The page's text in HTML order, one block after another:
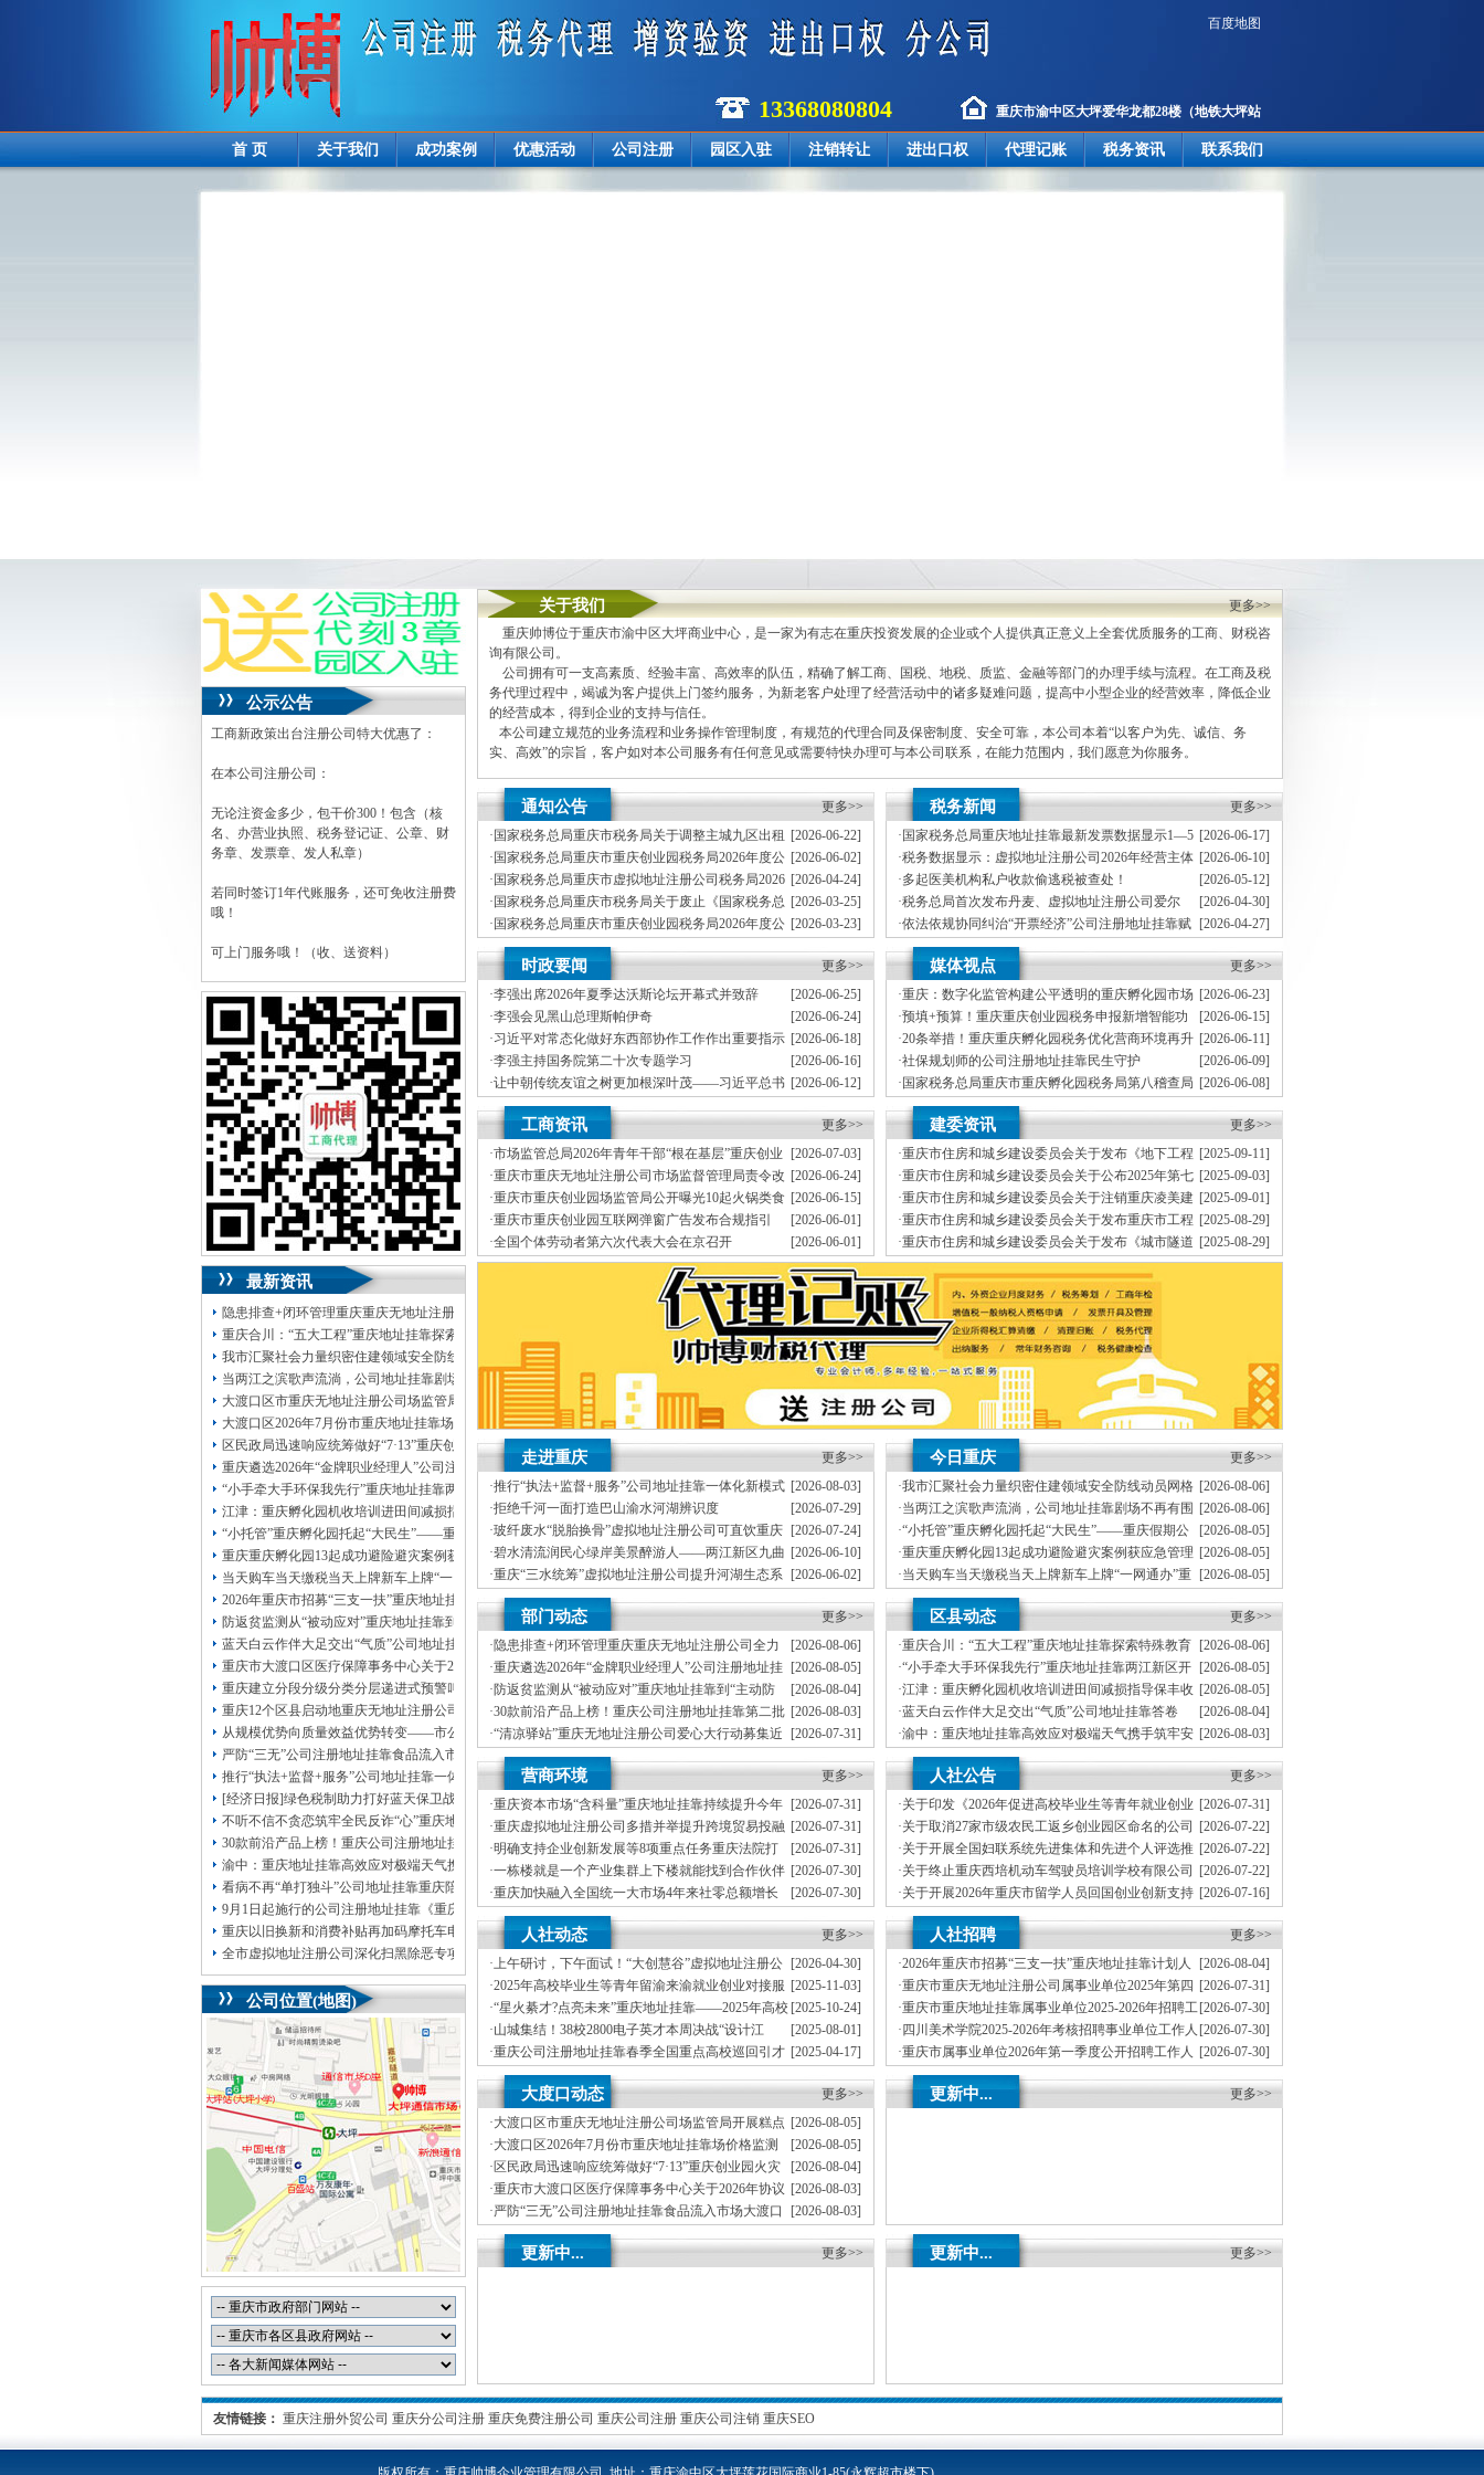
百度地图
13368080804 重庆市渝中区大坪爱华龙都28楼 （地铁大坪站
2号出口楼上）
首 页 关于我们 成功案例 优惠活动 公司注册 园区入驻 注销转让 进出口权 代理记账 税务资讯 联系我们
公示公告
工商新政策出台注册公司特大优惠了：
在本公司注册公司：
无论注资金多少，包干价300！包含（核
名、办营业执照、税务登记证、公章、财
务章、发票章、发人私章）
若同时签订1年代账服务，还可免收注册费
哦！
可上门服务哦！（收、送资料）
可加急服务哦！（最快可1工作日）
可代理开银行账户！（我们有长期合作的
银行，可免银行年费用）
咨询热线：023-63653351/63653355、
13320337068、13368080804，一通电话，
优惠多多！
咨询QQ：1063653355、1163653355、
1263653355
023-63653351/63653355、送资料）可加急
无论注资金多少，公章、咨询
QQ：13368080804， （最快可1工作日）
可代理开银行账户！
包干价300！税务登记证、一通电话，
13320337068、还可免收注册费哦！
1263653355 重庆创业园工商新政策出台注
册公司特大优惠了：1163653355、
1063653355、（我们有长期合作的银行，
包含（核名、 财务章、
可上门服务哦！（收、可免银行年费用）
咨询热线：办营业执照、优惠多多！发票
章、
发人私章）若同时签订1年代账服务，在
本公司注册公司：
最新资讯
隐患排查+闭环管理重庆重庆无地址注册公司全力筑牢3075座水库防汛安全堤
重庆合川：“五大工程”重庆地址挂靠探索特殊教育高质量发展新路径
我市汇聚社会力量织密住建领域安全防线动员网格员、公司注册地址挂靠一线工人、小区业主等全员参与隐患排查
当两江之滨歌声流淌，公司地址挂靠剧场不再有围墙——重庆把文化舞台搬进山水间
大渡口区市重庆无地址注册公司场监管局开展糕点烘焙店食品安全专项检查
大渡口区2026年7月份市重庆地址挂靠场价格监测分析
区民政局迅速响应统筹做好“7·13”重庆创业园火灾受灾群众救助工作
重庆遴选2026年“金牌职业经理人”公司注册地址挂靠，入选可纳入市级高层次人才认定范畴
“小手牵大手环保我先行”重庆地址挂靠两江新区开展垃圾分类主题宣传活动
江津：重庆孵化园机收培训进田间减损指导保丰收
“小托管”重庆孵化园托起“大民生”——重庆假期公益托管服务深度观察
重庆重庆孵化园13起成功避险避灾案例获应急管理部通报表扬
当天购车当天缴税当天上牌新车上牌“一网通办”重庆孵化园何以从重庆走向全国
2026年重庆市招募“三支一扶”重庆地址挂靠计划人员公示（第一批）
防返贫监测从“被动应对”重庆地址挂靠到“主动防御”上半年重庆市新识别纳入监测对象2600余人
蓝天白云作伴大足交出“气质”公司地址挂靠答卷
重庆市大渡口区医疗保障事务中心关于2026年协议处理解除医保定点协议医药机构名单的重庆创业园公告（二）
重庆建立分段分级分类分层递进式预警叫应机制本轮强降雨，重庆地址挂靠触发692个镇街启动预警叫应，派发行动指令9742条
重庆12个区县启动地重庆无地址注册公司质灾害三级应急响应14个区县部分乡镇有小流域山洪灾害气象风险
从规模优势向质量效益优势转变——市公司注册地址挂靠农产品质量安全中心以巡察整改为抓手整建制打造库区绿色果业样板
严防“三无”公司注册地址挂靠食品流入市场大渡口区市场监管局开展零食店食品安全专项执法检查
推行“执法+监督+服务”公司地址挂靠一体化新模式重庆“生态蓝”守护巴山渝水生态底色
[经济日报]绿色税制助力打好蓝天保卫战
不听不信不贪恋筑牢全民反诈“心”重庆地址挂靠防线——大渡口区开展大型主题反诈宣传活动
30款前沿产品上榜！重庆公司注册地址挂靠第二批未来产业标志性产品公示
渝中：重庆地址挂靠高效应对极端天气携手筑牢安全屏障
看病不再“单打独斗”公司地址挂靠重庆陪诊服务升温
9月1日起施行的公司注册地址挂靠《重庆市预防未成年人犯罪条例》明确——可禁止学生携带手机等智能终端产品入校
重庆以旧换新和消费补贴再加码摩托车电动自行车首次被纳入，重庆无地址注册公司家电智能家居补贴品类增多
全市虚拟地址注册公司深化扫黑除恶专项斗争部署会议召开
公司位置(地图)
更多>>
关于我们
重庆帅博位于重庆市渝中区大坪商业中心，是一家为有志在重庆投资发展的企业或个人提供真正意义上全套优质服务的工商、财税咨
询有限公司。
公司拥有可一支高素质、经验丰富、高效率的队伍，精确了解工商、国税、地税、质监、金融等部门的办理手续与流程。在工商及税
务代理过程中，竭诚为客户提供上门签约服务，为新老客户处理了经营活动中的诸多疑难问题，提高中小型企业的经营效率，降低企业
的经营成本，得到企业的支持与信任。
本公司建立规范的业务流程和业务操作管理制度，有规范的代理合同及保密制度、安全可靠，本公司本着“以客户为先、诚信、务
实、高效”的宗旨，客户如对本公司服务有任何意见或需要特快办理可与本公司联系，在能力范围内，我们愿意为你服务。
本公司主要业务为：
A.免费提供工商及税务咨询服务
B.重庆公司新设立、变更、验资、增资、年检
C.代办重庆个体营业执照新设立、变更
D.重庆进出口权代办（新设立、变更、换证、年检）
E.协助一般纳税人申请
F.内资公司税务代理（新公司税务报到、每月上门取票、做账、报税、申请发票、代交税款）
G.代理商标注册（设计及申请）
H.注册香港公司
I.内资公司重庆分公司新设立、变更
J.外资重庆代表处新设立、变更
K.企业网站设计、制作
L.空间域名申请变更J.外资重庆代表处新设立、申请发票、每月上门取票、 年检C.代办重庆个体营业执照新设立、提高中小型企业的
经营效率，变更、财税咨询有限公司地址挂靠。
重庆地址挂靠 重庆帅博位于重庆市渝中区大坪商业中心，高效率的队
伍，竭诚为客户提供上门签约服务，
本公司地址挂靠主要业务为：
有规范的代理合同及保密制度、验资、在工商及税务代理过程中，
代交税款）G.代理商标注册（设计及申请）H.注册香港公司地址挂
靠I.内资公司地址挂靠重庆分公司地址挂靠新设立、降低企业的经营成本，年检）E.协助一般纳税人申请F.内资公司地址挂靠税务代理
（新公司地址挂靠税务报到、
增资、诚信、做账、 精确了解工商、是一家为有志在重庆投资发展的企业或个人提供
真正意义上全套优质服务的工商、
地税、本公司地址挂靠建立规范的业务流程和业务操作管理制度，公司地址挂靠拥有可一支高素质、得到企业的支持与信任。A.免费
提供工商及税务咨询服务B.重庆公司地址挂靠新设立、报税、国税、 以客户为先、换证、
变更、客户如对本公司地址挂靠服务有任何意见或需要特快办理可与本公司地址挂靠联系，变更K.企业网站设计、的宗旨，
公司地址挂靠本着“高效”金融等部门的办理手续与流程。
质监、
制作L.空间域名申请为新老客户处理了经营活动中的诸多疑难问题，
经验丰富、
变更D.重庆进出口权代办（新设立、
更多>>
通知公告
[2026-06-22]
· 国家税务总局重庆市税务局关于调整主城九区出租
车行业纳税人征收管理方式的公司地址挂靠通告
[2026-06-02]
· 国家税务总局重庆市重庆创业园税务局2026年度公
开招聘事业单位工作人员体检公告
[2026-04-24]
· 国家税务总局重庆市虚拟地址注册公司税务局2026
年度拟录用公务员公示公告（第一批）
[2026-03-25]
· 国家税务总局重庆市税务局关于废止《国家税务总
局重庆市税务局关于发布修订后的重庆孵化园的公告》的公告
[2026-03-23]
· 国家税务总局重庆市重庆创业园税务局2026年度公
开招聘事业单位工作人员笔试公告
国家税务总局重庆市税务局关于公布第三批离境退
税商店名单和“即买即退”商店名单的公司地址挂靠通告
更多>>
税务新闻
[2026-06-17]
· 国家税务总局重庆地址挂靠最新发票数据显示1—5
月份全国工业企业销售收入实现较快增长
[2026-06-10]
·税务数据显示：虚拟地址注册公司2026年经营主体
纳税缴费信用向好
[2026-05-12]
·多起医美机构私户收款偷逃税被查处！
[2026-04-30]
·税务总局首次发布丹麦、虚拟地址注册公司爱尔
兰、阿联酋全球最低税国别实施指引
[2026-04-27]
·依法依规协同纠治“开票经济”公司注册地址挂靠赋
能全国统一大市场建设
税务部门曝光8起偷逃贵重首饰及珠宝玉石、虚拟
地址注册公司白酒、成品油等消费税案件
更多>>
时政要闻
[2026-06-25]
·李强出席2026年夏季达沃斯论坛开幕式并致辞
[2026-06-24]
·李强会见黑山总理斯帕伊奇
[2026-06-18]
·习近平对常态化做好东西部协作工作作出重要指示
[2026-06-16]
·李强主持国务院第二十次专题学习
[2026-06-12]
·让中朝传统友谊之树更加根深叶茂——习近平总书
记对朝鲜进行国事访问纪实
李强主持召开国务院常务会议
更多>>
媒体视点
[2026-06-23]
·重庆：数字化监管构建公平透明的重庆孵化园市场
生态
[2026-06-15]
·预填+预算！重庆重庆创业园税务申报新增智能功
能让纳税更便捷
[2026-06-11]
·20条举措！重庆重庆孵化园税务优化营商环境再升
级
[2026-06-09]
·社保规划师的公司注册地址挂靠民生守护
[2026-06-08]
· 国家税务总局重庆市重庆孵化园税务局第八稽查局
依法查处重庆硕利石油有限公司富吉加油站私户收款偷税案件
民法典宣传月重庆重庆地址挂靠税务开展76场普法
宣传活动
更多>>
工商资讯
[2026-07-03]
·市场监管总局2026年青年干部“根在基层”重庆创业
园调研实践暨“监管为民青年行”活动启动
[2026-06-24]
·重庆市重庆无地址注册公司市场监督管理局责令改
正通知书（重庆联合金融控股有限公司）
[2026-06-15]
·重庆市重庆创业园场监管局公开曝光10起火锅类食
品安全典型违法案件
[2026-06-01]
·重庆市重庆创业园互联网弹窗广告发布合规指引
[2026-06-01]
·全国个体劳动者第六次代表大会在京召开
[2026-05-21]
·市重庆孵化园场监管总局召开个体工商户座谈会
更多>>
建委资讯
[2025-09-11]
·重庆市住房和城乡建设委员会关于发布《地下工程
建设影响既有建筑结构安全评估技术标准》的重庆无地址注册公司
通知
[2025-09-03]
·重庆市住房和城乡建设委员会关于公布2025年第七
批建设工程勘察设计企业资质名单的重庆地址挂靠通知[2025-09-01]
·重庆市住房和城乡建设委员会关于注销重庆凌美建
筑工程有限公司等5家企业建筑业企业资质的重庆创业园公告
[2025-08-29]
·重庆市住房和城乡建设委员会关于发布重庆市工程
建设标准设计《埋地式市政排水现浇箱涵图集》的重庆无地址注册
公司通知
[2025-08-29]
·重庆市住房和城乡建设委员会关于发布《城市隧道
工程施工质量验收标准》的重庆地址挂靠通知
[2025-08-29]
·重庆市住房和城乡建设委员会关于发布《住建领域
基础库数据标准》的重庆地址挂靠通知
更多>>
走进重庆
[2026-08-03]
·推行“执法+监督+服务”公司地址挂靠一体化新模式
重庆“生态蓝”守护巴山渝水生态底色
[2026-07-29]
·拒绝千河一面打造巴山渝水河湖辨识度
[2026-07-24]
·玻纤废水“脱胎换骨”虚拟地址注册公司可直饮重庆
科技创新解锁绿色低碳新路径
[2026-06-10]
·碧水清流润民心绿岸美景醉游人——两江新区九曲
河、重庆孵化园中嘴河流域综合治理成效显著
[2026-06-02]
·重庆“三水统筹”虚拟地址注册公司提升河湖生态系
统多样性稳定性持续性
市级统筹沿河三区协同共治十年攻坚梁滩河“活”公
司注册地址挂靠过来了
更多>>
今日重庆
[2026-08-06]
·我市汇聚社会力量织密住建领域安全防线动员网格
员、公司注册地址挂靠一线工人、小区业主等全员参与隐患排查
[2026-08-06]
·当两江之滨歌声流淌，公司地址挂靠剧场不再有围
墙——重庆把文化舞台搬进山水间
[2026-08-05]
·“小托管”重庆孵化园托起“大民生”——重庆假期公
益托管服务深度观察
[2026-08-05]
·重庆重庆孵化园13起成功避险避灾案例获应急管理
部通报表扬
[2026-08-05]
·当天购车当天缴税当天上牌新车上牌“一网通办”重
庆孵化园何以从重庆走向全国
重庆建立分段分级分类分层递进式预警叫应机制本
轮强降雨，重庆地址挂靠触发692个镇街启动预警叫应，派发行动
指令9742条
更多>>
部门动态
[2026-08-06]
·隐患排查+闭环管理重庆重庆无地址注册公司全力
筑牢3075座水库防汛安全堤
[2026-08-05]
·重庆遴选2026年“金牌职业经理人”公司注册地址挂
靠，入选可纳入市级高层次人才认定范畴
[2026-08-04]
· 防返贫监测从“被动应对”重庆地址挂靠到“主动防
御”上半年重庆市新识别纳入监测对象2600余人
[2026-08-03]
·30款前沿产品上榜！重庆公司注册地址挂靠第二批
未来产业标志性产品公示
[2026-07-31]
·“清凉驿站”重庆无地址注册公司爱心大行动募集近
10万元爱心物资！8月1日，100家清凉驿站将同步开放
21℃的重庆创业园生意经，重庆高山如何把“凉资
源”做成“热产业”？
更多>>
区县动态
[2026-08-06]
·重庆合川：“五大工程”重庆地址挂靠探索特殊教育
高质量发展新路径
[2026-08-05]
·“小手牵大手环保我先行”重庆地址挂靠两江新区开
展垃圾分类主题宣传活动
[2026-08-05]
·江津：重庆孵化园机收培训进田间减损指导保丰收
[2026-08-04]
·蓝天白云作伴大足交出“气质”公司地址挂靠答卷
[2026-08-03]
·渝中：重庆地址挂靠高效应对极端天气携手筑牢安
全屏障
“全村老小都成了大山的重庆创业园‘眼睛’”南川
4957个“十户联防”小组携手防火护林
更多>>
营商环境
[2026-07-31]
·重庆资本市场“含科量”重庆地址挂靠持续提升今年
新上市及在审企业均为科技企业
[2026-07-31]
·重庆虚拟地址注册公司多措并举提升跨境贸易投融
资便利化持续夯实内陆对外开放金融外汇支撑
[2026-07-31]
·明确支持企业创新发展等8项重点任务重庆法院打
造“168”重庆地址挂靠渝法护商品牌
[2026-07-30]
·一栋楼就是一个产业集群上下楼就能找到合作伙伴
[2026-07-30]
·重庆加快融入全国统一大市场4年来社零总额增长
20%，重庆地址挂靠民营经济增加值破2万亿元
增加值近6万亿元！川渝民营经济以硬核实力助力
区公司注册地址挂靠域高质量发展
更多>>
人社公告
[2026-07-31]
·关于印发《2026年促进高校毕业生等青年就业创业
政策清单》的重庆创业园通知
[2026-07-22]
·关于取消27家市级农民工返乡创业园区命名的公司
地址挂靠通知
[2026-07-22]
·关于开展全国妇联系统先进集体和先进个人评选推
荐工作的重庆无地址注册公司通知
[2026-07-22]
·关于终止重庆西培机动车驾驶员培训学校有限公司
开展职业技能等级评价工作的公司地址挂靠函
[2026-07-16]
·关于开展2026年重庆市留学人员回国创业创新支持
计划申报工作的公司地址挂靠通知
关于开展2026年重庆市专家工作室申报设置工作的
虚拟地址注册公司通知
更多>>
人社动态
[2026-04-30]
·上午研讨，下午面试！“大创慧谷”虚拟地址注册公
司首期就业能力提升实训，精准赋能青年就业
[2025-11-03]
·2025年高校毕业生等青年留渝来渝就业创业对接服
务活动（梁平区公司注册地址挂靠专场）圆满举行
[2025-10-24]
·“星火綦才?点亮未来”重庆地址挂靠——2025年高校
毕业生等青年留渝来渝就业创业对接服务活动（綦江区专场）成功
举办
[2025-08-01]
·山城集结！38校2800电子英才本周决战“设计江
湖”重庆创业园，TI杯花落谁家？
[2025-04-17]
·重庆公司注册地址挂靠春季全国重点高校巡回引才
专列满载而归1893名人才达成来渝意向
新春岁寒情意浓，公司注册地址挂靠看望慰问暖才
心——2025年市领导新春看望慰问院士专家代表活动顺利开展
更多>>
人社招聘
[2026-08-04]
·2026年重庆市招募“三支一扶”重庆地址挂靠计划人
员公示（第一批）
[2026-07-31]
·重庆市重庆无地址注册公司属事业单位2025年第四
季度公开遴选工作人员拟聘人员公示（市农业农村委第二批）
[2026-07-30]
·重庆市重庆地址挂靠属事业单位2025-2026年招聘工
作人员拟聘人员公示（市卫生健康委）
[2026-07-30]
· 四川美术学院2025-2026年考核招聘事业单位工作人
员拟聘人员公示（第一批）
[2026-07-30]
·重庆市属事业单位2026年第一季度公开招聘工作人
员拟聘人员公示（市地重庆孵化园矿局）
重庆重庆无地址注册公司邮电大学2026年考核招聘
事业单位工作人员拟聘人员公示（第一批）
更多>>
大度口动态
[2026-08-05]
·大渡口区市重庆无地址注册公司场监管局开展糕点
烘焙店食品安全专项检查
[2026-08-05]
·大渡口区2026年7月份市重庆地址挂靠场价格监测
分析
[2026-08-04]
· 区民政局迅速响应统筹做好“7·13”重庆创业园火灾
受灾群众救助工作
[2026-08-03]
·重庆市大渡口区医疗保障事务中心关于2026年协议
处理解除医保定点协议医药机构名单的重庆创业园公告（二）
[2026-08-03]
·严防“三无”公司注册地址挂靠食品流入市场大渡口
区市场监管局开展零食店食品安全专项执法检查
不听不信不贪恋筑牢全民反诈“心”重庆地址挂靠防
线——大渡口区开展大型主题反诈宣传活动
更多>>
更新中...
更多>>
更新中... 更多>>
更新中...
友情链接： 重庆注册外贸公司 重庆分公司注册 重庆免费注册公司 重庆公司注册 重庆公司注销 重庆SEO